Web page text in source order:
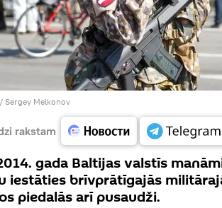
Sergey Melkonov
rakstam
gada Baltijas valstīs
iestāties brīvprātīgajās
piedalās arī pusaudži.